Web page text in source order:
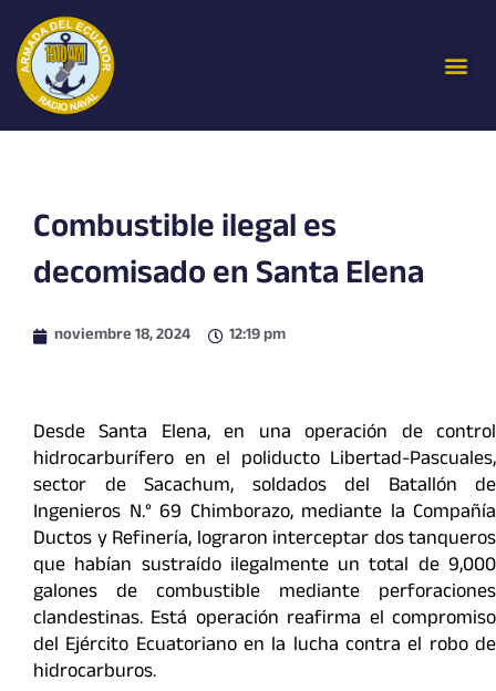
contenido
Combustible ilegal es
decomisado en Santa Elena
noviembre 18, 2024 12:19 pm
Desde Santa Elena, en una operación de control
hidrocarburífero en el poliducto Libertad-Pascuales,
sector de Sacachum, soldados del Batallón de
Ingenieros N.° 69 Chimborazo, mediante la Compañía
Ductos y Refinería, lograron interceptar dos tanqueros
que habían sustraído ilegalmente un total de 9,000
galones de combustible mediante perforaciones
clandestinas. Está operación reafirma el compromiso
del Ejército Ecuatoriano en la lucha contra el robo de
hidrocarburos.